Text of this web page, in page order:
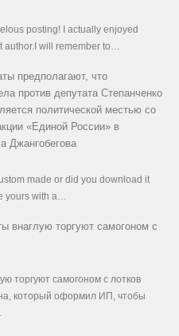
posting! I actually enjoyed
author.I will remember to…
предполагают, что
против депутата Степанченко
политической местью со
«Единой России» в
Джангобегова
made or did you download it
yours with a…
внаглую торгуют самогоном с
торгуют самогоном с лотков
который оформил ИП, чтобы